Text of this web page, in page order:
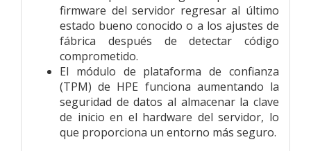
firmware del servidor regresar al último
estado bueno conocido o a los ajustes de
fábrica después de detectar código
comprometido.
El módulo de plataforma de confianza
(TPM) de HPE funciona aumentando la
seguridad de datos al almacenar la clave
de inicio en el hardware del servidor, lo
que proporciona un entorno más seguro.